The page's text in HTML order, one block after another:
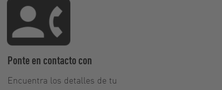
Ponte en contacto con
Encuentra los detalles de tu